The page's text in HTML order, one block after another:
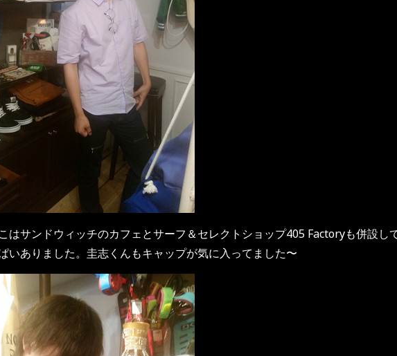
はサンドウィッチのカフェとサーフ＆セレクトショップ405 Factoryも併設し
いありました。圭志くんもキャップが気に入ってました〜